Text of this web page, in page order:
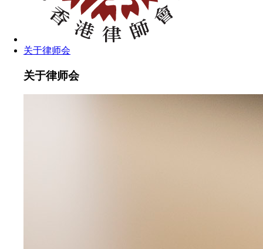
关于律师会
关于律师会